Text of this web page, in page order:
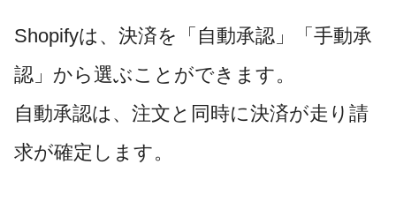
Shopifyは、決済を「自動承認」「手動承
認」から選ぶことができます。
自動承認は、注文と同時に決済が走り請
求が確定します。